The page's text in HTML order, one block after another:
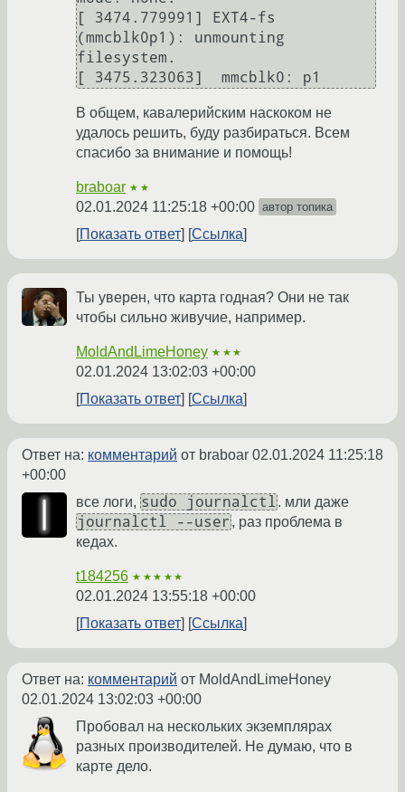
[ 3474.779991] EXT4-fs
(mmcblk0p1): unmounting
filesystem.
В общем, кавалерийским наскоком не
удалось решить, буду разбираться. Всем
спасибо за внимание и помощь!
braboar ★★
02.01.2024 11:25:18 +00:00 автор топика
Показать ответ Ссылка
Ты уверен, что карта годная? Они не так
чтобы сильно живучие, например.
MoldAndLimeHoney ★★★
02.01.2024 13:02:03 +00:00
Показать ответ
Ссылка
Ответ на: комментарий от braboar 02.01.2024 11:25:18
+00:00
все логи, sudo journalctl. мли даже
journalctl --user , раз проблема в
кедах.
t184256 ★★★★★
02.01.2024 13:55:18 +00:00
Показать ответ
Ссылка
Ответ на: комментарий от MoldAndLimeHoney
02.01.2024 13:02:03 +00:00
Пробовал на нескольких экземплярах
разных производителей. Не думаю, что в
карте дело.